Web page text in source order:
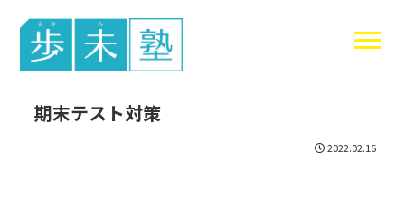
東谷中生の
期末テスト対策
2022.02.16